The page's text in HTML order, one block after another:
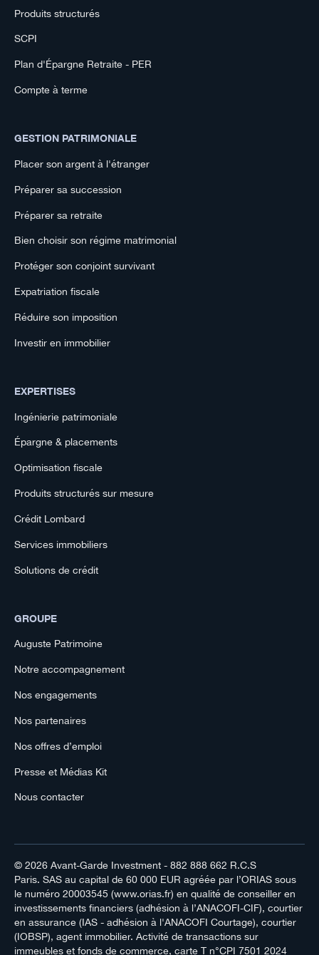
Produits structurés
SCPI
Plan d'Épargne Retraite - PER
Compte à terme
GESTION PATRIMONIALE
Placer son argent à l'étranger
Préparer sa succession
Préparer sa retraite
Bien choisir son régime matrimonial
Protéger son conjoint survivant
Expatriation fiscale
Réduire son imposition
Investir en immobilier
EXPERTISES
Ingénierie patrimoniale
Épargne & placements
Optimisation fiscale
Produits structurés sur mesure
Crédit Lombard
Services immobiliers
Solutions de crédit
GROUPE
Auguste Patrimoine
Notre accompagnement
Nos engagements
Nos partenaires
Nos offres d’emploi
Presse et Médias Kit
Nous contacter
© 2026 Avant-Garde Investment- 882 888 662 R.C.S
Paris. SAS au capital de 60 000 EUR agréée par l’ORIAS sous
le numéro 20003545 (www.orias.fr) en qualité de conseiller en
investissements financiers (adhésion à l’ANACOFI-CIF), courtier
en assurance (IAS - adhésion à l'ANACOFI Courtage), courtier
(IOBSP), agent immobilier. Activité de transactions sur
immeubles et fonds de commerce, carte T n°CPI 7501 2024